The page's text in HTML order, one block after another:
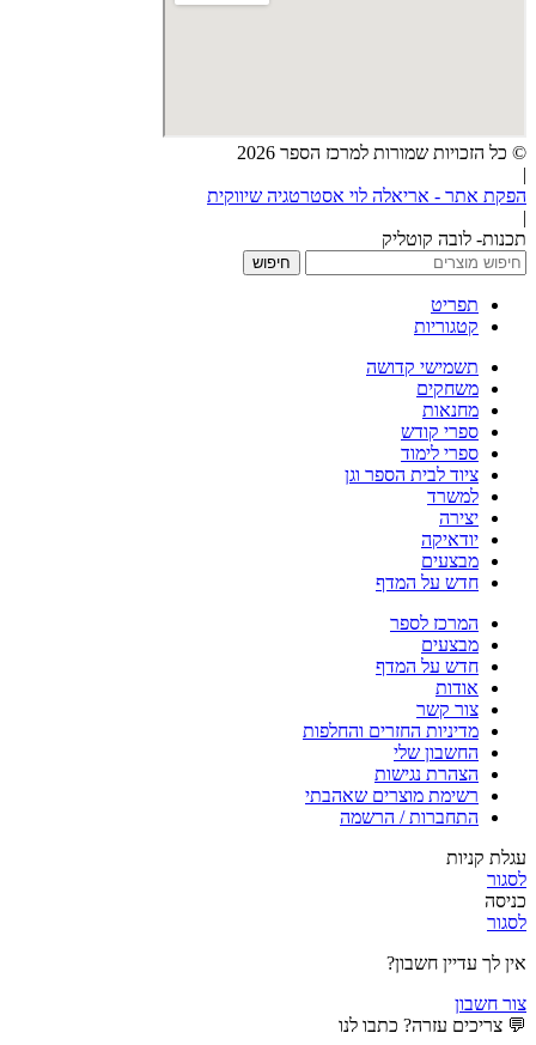
© כל הזכויות שמורות למרכז הספר 2026
|
הפקת אתר - אריאלה לוי אסטרטגיה שיווקית
|
תכנות- לובה קוטליק
חיפוש
תפריט
קטגוריות
תשמישי קדושה
משחקים
מחנאות
ספרי קודש
ספרי לימוד
ציוד לבית הספר וגן
למשרד
יצירה
יודאיקה
מבצעים
חדש על המדף
המרכז לספר
מבצעים
חדש על המדף
אודות
צור קשר
מדיניות החזרים והחלפות
החשבון שלי
הצהרת נגישות
רשימת מוצרים שאהבתי
התחברות / הרשמה
עגלת קניות
לסגור
כניסה
לסגור
אין לך עדיין חשבון?
צור חשבון
💬 צריכים עזרה? כתבו לנו